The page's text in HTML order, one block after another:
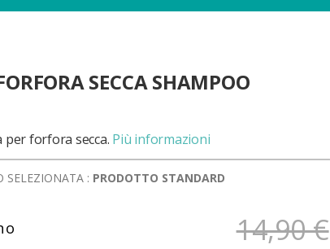
SECCA SHAMPOO
forfora secca. Più informazioni
SELEZIONATA : PRODOTTO STANDARD
14,90 €